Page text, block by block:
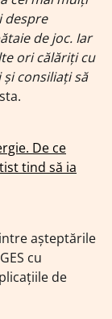
despre
de joc. Iar
ori călăriți cu
consiliați să
De ce
tind să ia
așteptările
cu
de